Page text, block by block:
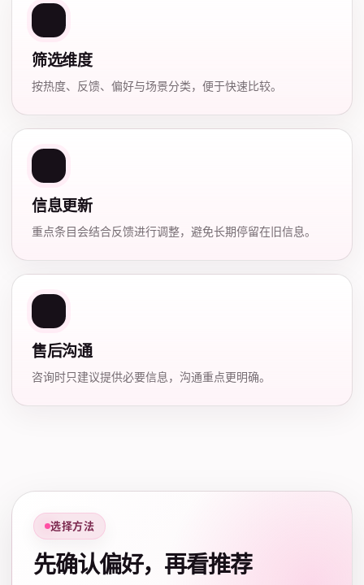
筛选维度
按热度、反馈、偏好与场景分类，便于快速比较。
信息更新
重点条目会结合反馈进行调整，避免长期停留在旧信息。
售后沟通
咨询时只建议提供必要信息，沟通重点更明确。
选择方法
先确认偏好，再看推荐